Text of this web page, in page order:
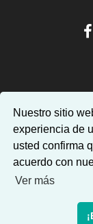
Nuestro sitio
experiencia de
usted confirma
acuerdo con
Ver más
® Dream